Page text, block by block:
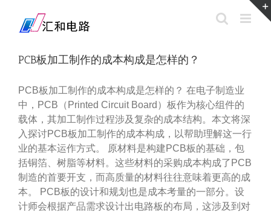
content
PCB板加工制作的成本构成是怎样的？
PCB板加工制作的成本构成是怎样的？ 在电子制造业
中，PCB（Printed Circuit Board）板作为核心组件的
载体，其加工制作过程涉及复杂的成本结构。本文将深
入探讨PCB板加工制作的成本构成，以帮助理解这一行
业的基本运作方式。 原材料是构建PCB板的基础，包
括铜箔、树脂等材料。这些材料的采购成本构成了PCB
制造的首要开支，而高质量的材料往往意味着更高的成
本。 PCB板的设计和规划也是成本考量的一部分。设
计师会根据产品需求设计出电路板的布局，这涉及到对